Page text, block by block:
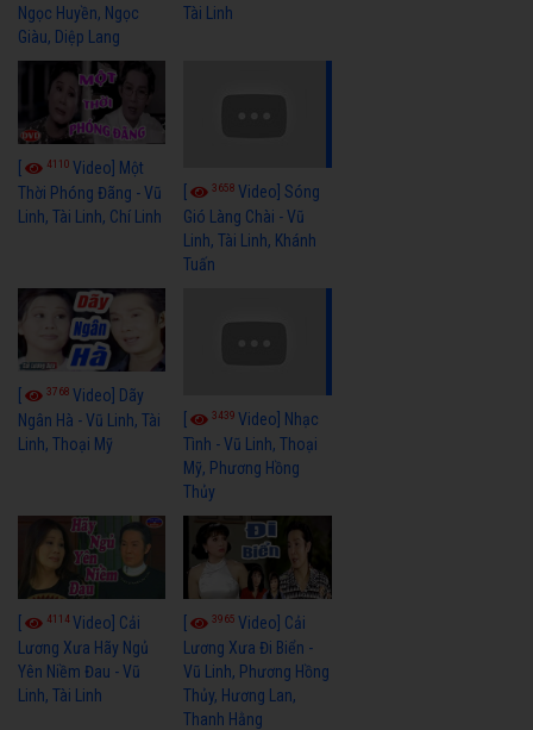
Ngọc Huyền, Ngọc
Giàu, Diệp Lang
Tài Linh
4110 Video] Một
Thời Phóng Đãng - Vũ
Linh, Tài Linh, Chí Linh
3658Video] Sóng
Gió Làng Chài - Vũ
Linh, Tài Linh, Khánh
Tuấn
3768 Video] Dãy
Ngân Hà - Vũ Linh, Tài
Linh, Thoại Mỹ
3439Video] Nhạc
Tình - Vũ Linh, Thoại
Mỹ, Phương Hồng
Thủy
4114Video] Cải
Lương Xưa Hãy Ngủ
Yên Niềm Đau - Vũ
Linh, Tài Linh
3965Video] Cải
Lương Xưa Đi Biển -
Vũ Linh, Phương Hồng
Thủy, Hương Lan,
Thanh Hằng